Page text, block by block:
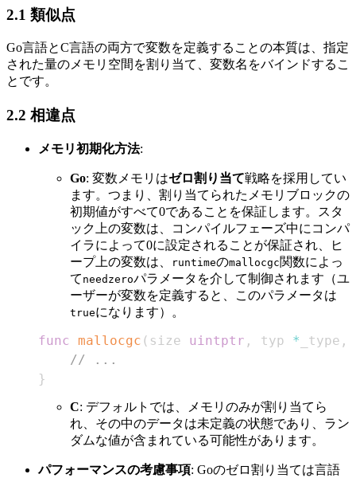
2.1 類似点
Go言語とC言語の両方で変数を定義することの本質は、指定
された量のメモリ空間を割り当て、変数名をバインドするこ
とです。
2.2 相違点
メモリ初期化方法:
Go: 変数メモリはゼロ割り当て戦略を採用してい
ます。つまり、割り当てられたメモリブロックの
初期値がすべて0であることを保証します。スタ
ック上の変数は、コンパイルフェーズ中にコンパ
イラによって0に設定されることが保証され、ヒ
ープ上の変数は、
runtimeのmallocgc関数によっ
て needzeroパラメータを介して制御されます（ユ
ーザーが変数を定義すると、このパラメータは
trueになります）。
func mallocgc ( size uintptr , typ * _type ,
// ...
}
C: デフォルトでは、メモリのみが割り当てら
れ、その中のデータは未定義の状態であり、ラン
ダムな値が含まれている可能性があります。
パフォーマンスの考慮事項: Goのゼロ割り当ては言語